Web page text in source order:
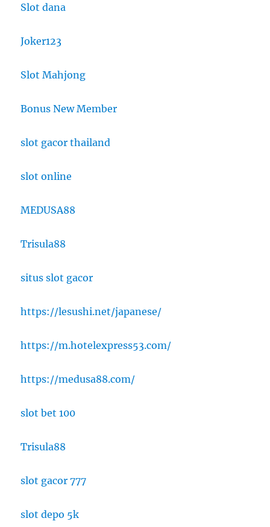
Slot dana
Joker123
Slot Mahjong
Bonus New Member
slot gacor thailand
slot online
MEDUSA88
Trisula88
situs slot gacor
https://lesushi.net/japanese/
https://m.hotelexpress53.com/
https://medusa88.com/
slot bet 100
Trisula88
slot gacor 777
slot depo 5k